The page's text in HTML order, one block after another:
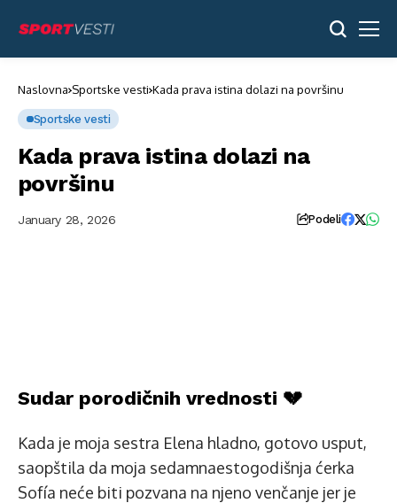
Naslovna Sportske vesti Kada prava istina dolazi na površinu
Sportske vesti
Kada prava istina dolazi na
površinu
January 28, 2026 Podeli
Friends
celebrating
Christmas
or
Year
eve
with
sparkling
Sudar porodičnih vrednosti 💔
Kada je moja sestra Elena hladno, gotovo usput,
saopštila da moja sedamnaestogodišnja ćerka
Sofía neće biti pozvana na njeno venčanje jer je